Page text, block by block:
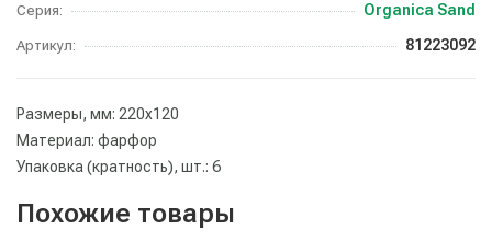
Серия: Organica Sand
Артикул: 81223092
Размеры, мм: 220х120
Материал: фарфор
Упаковка (кратность), шт.: 6
Похожие товары